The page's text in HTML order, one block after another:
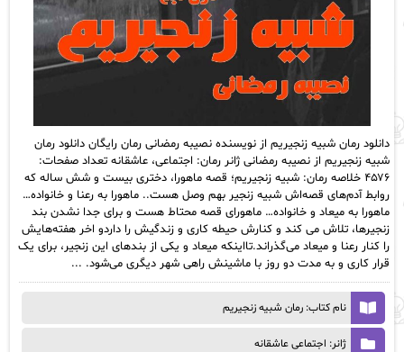
دانلود رمان شبیه زنجیریم از نویسنده نصیبه رمضانی رمان رایگان دانلود رمان
شبیه زنجیریم از نصیبه رمضانی ژانر رمان: اجتماعی، عاشقانه تعداد صفحات:
۴۵۷۶ خلاصه رمان: شبیه زنجیریم؛ قصه‌ ماهورا، دختری بیست و شش ساله که
روابط آدم‌های قصه‌اش شبیه زنجیر بهم وصل هست.. ماهورا به رعنا و خانواده‌…
ماهورا به میعاد و خانواده‌… ماهورای قصه محتاط هست و برای جدا نشدن بند
زنجیرها، تلاش می‌ کند و کنارش حیطه‌ کاری و زندگیش را داردو اخر هفته‌هایش
را کنار رعنا و میعاد می‌گذراند.تااینکه میعاد و یکی از بندهای این زنجیر، برای یک
قرار کاری و به مدت دو روز با ماشینش راهی شهر دیگری می‌شود. ...
نام کتاب: رمان شبیه زنجیریم
ژانر: اجتماعی عاشقانه